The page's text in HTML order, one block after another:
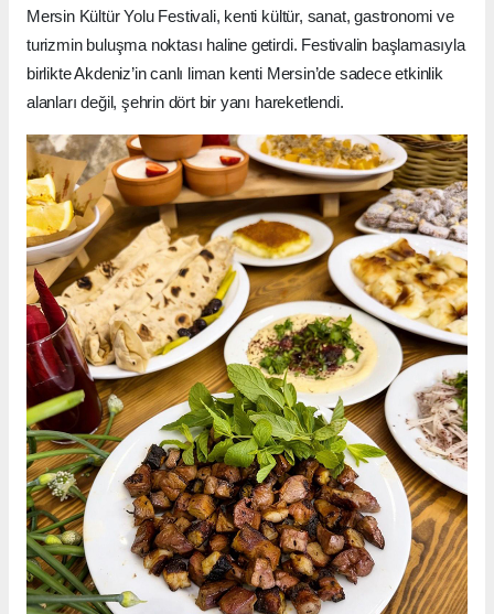
Mersin Kültür Yolu Festivali, kenti kültür, sanat, gastronomi ve
turizmin buluşma noktası haline getirdi. Festivalin başlamasıyla
birlikte Akdeniz’in canlı liman kenti Mersin’de sadece etkinlik
alanları değil, şehrin dört bir yanı hareketlendi.